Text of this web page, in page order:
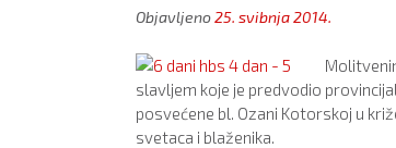
Objavljeno25. svibnja 2014.
slavljem koje je predvodio
posvećene bl. Ozani Kotorskoj u
svetaca i blaženika.